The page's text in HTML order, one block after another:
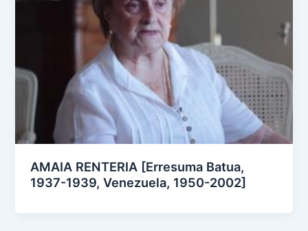
AMAIA RENTERIA [Erresuma Batua,
1937-1939, Venezuela, 1950-2002]